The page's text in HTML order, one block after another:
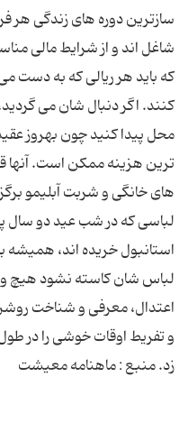
سازترین دوره های زندگی هر
شاغل اند و از شرایط مالی
که باید هر ریالی که به دست می
کنند. اگر دنبال شان می
محل پیدا کنید چون بهروز
ترین هزینه ممکن است. آنها
های خانگی و شربت آبلیمو
لباسی که در شب عید دو سال
استانبول خریده اند، همیشه
لباس شان کاسته نشود هیچ
اعتدال، معرفی و شناخت
و تفریط اوقات خوشی را در
زد. منبع : ماهنامه معیشت